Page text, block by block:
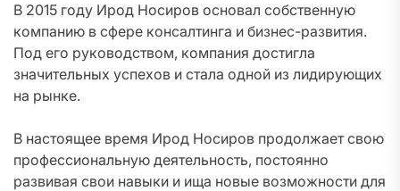
В 2015 году Ирод Носиров основал собственную
компанию в сфере консалтинга и бизнес-развития.
Под его руководством, компания достигла
значительных успехов и стала одной из лидирующих
на рынке.
В настоящее время Ирод Носиров продолжает свою
профессиональную деятельность, постоянно
развивая свои навыки и ища новые возможности для